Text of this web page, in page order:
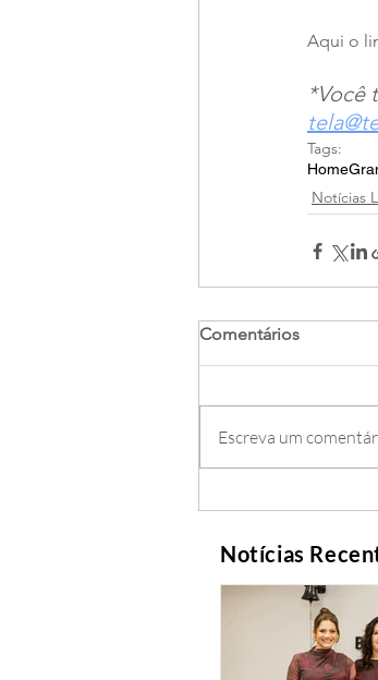
Aqui o
*Você
Tags:
Home
Notícias
Comentários
Escreva um
Notícias